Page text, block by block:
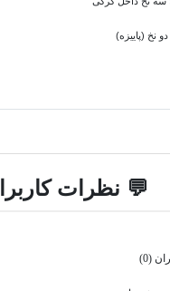
دو نخ (پاییزه)
💬 نظرات
(0)